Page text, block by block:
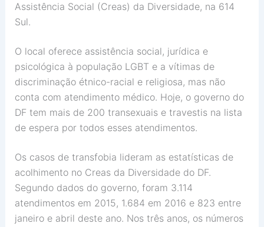
Assistência Social (Creas) da Diversidade, na 614
Sul.
O local oferece assistência social, jurídica e
psicológica à população LGBT e a vítimas de
discriminação étnico-racial e religiosa, mas não
conta com atendimento médico. Hoje, o governo do
DF tem mais de 200 transexuais e travestis na lista
de espera por todos esses atendimentos.
Os casos de transfobia lideram as estatísticas de
acolhimento no Creas da Diversidade do DF.
Segundo dados do governo, foram 3.114
atendimentos em 2015, 1.684 em 2016 e 823 entre
janeiro e abril deste ano. Nos três anos, os números